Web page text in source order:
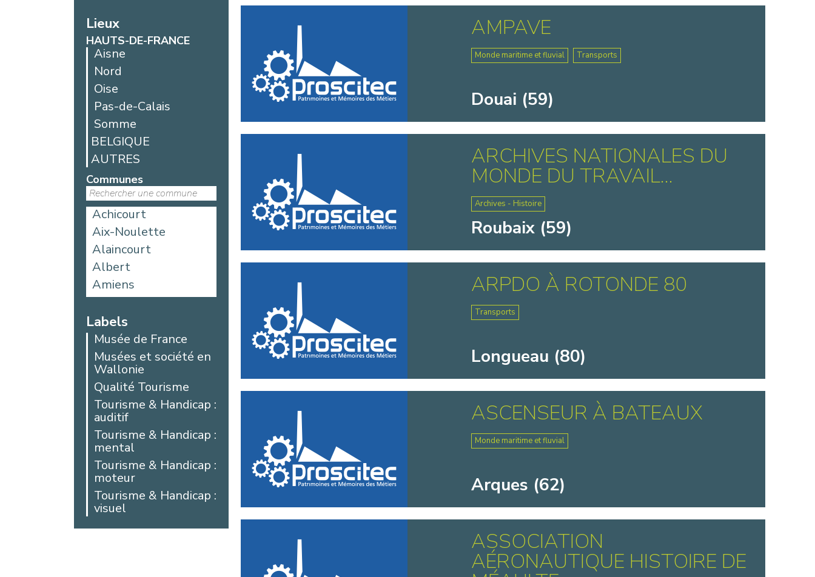
Lieux
HAUTS-DE-FRANCE
Aisne
Nord
Oise
Pas-de-Calais
Somme
BELGIQUE
AUTRES
Communes
Achicourt
Aix-Noulette
Alaincourt
Albert
Amiens
Aniche
Argoules
Arques
Arras
Auby
Avesnes-les-
Aubert
Bailleul
Beaucamps-Ligny
Beaurains
Bellicourt
Berck
Béthune
Beussent
Labels
Musée de France
Musées et société en
Wallonie
Qualité Tourisme
Tourisme & Handicap :
auditif
Tourisme & Handicap :
mental
Tourisme & Handicap :
moteur
Tourisme & Handicap :
visuel
AMPAVE
Monde maritime et fluvial Transports
Douai (59)
ARCHIVES NATIONALES DU
MONDE DU TRAVAIL...
Archives - Histoire
Roubaix (59)
ARPDO À ROTONDE 80
Transports
Longueau (80)
ASCENSEUR À BATEAUX
Monde maritime et fluvial
Arques (62)
ASSOCIATION
AÉRONAUTIQUE HISTOIRE DE